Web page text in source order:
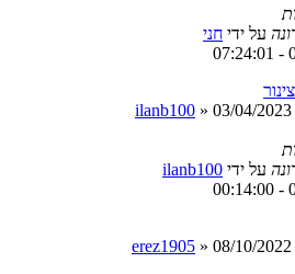
על ידי חני
ilanb100 » 03/04/
על ידי ilanb100
erez1905 » 08/10/